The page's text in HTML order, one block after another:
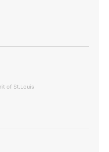
of St.Louis